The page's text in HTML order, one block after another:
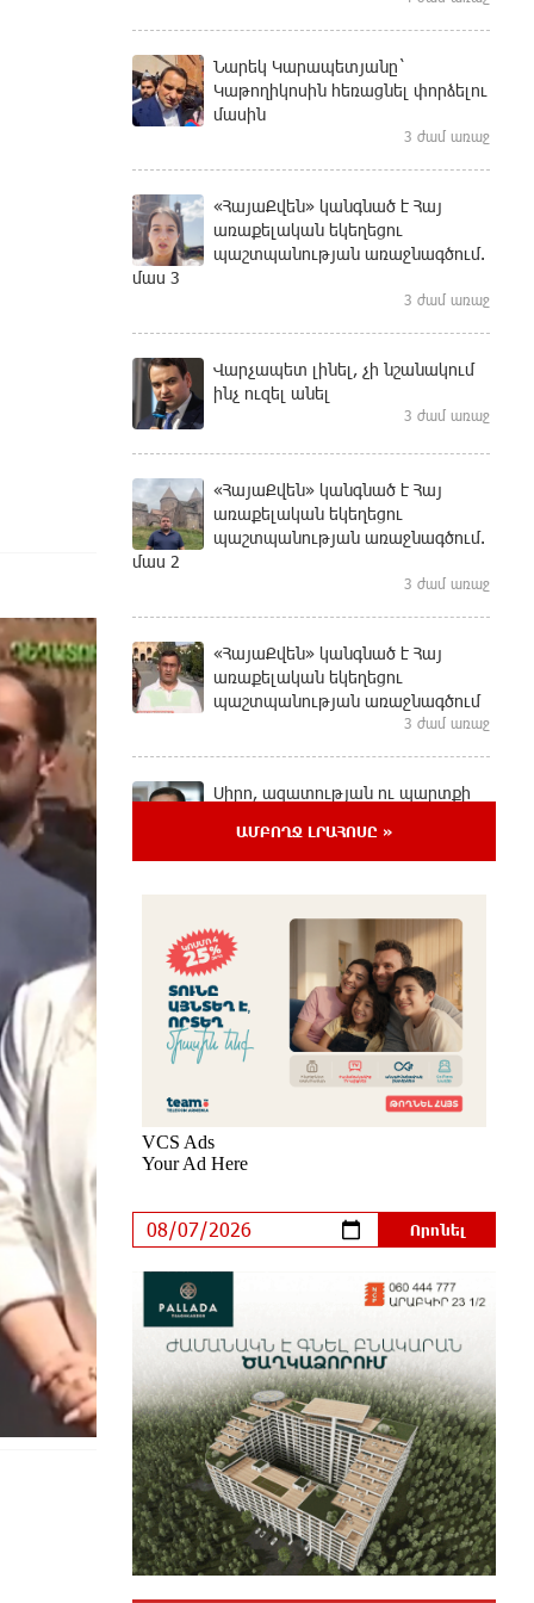
Նարեկ Կարապետյանը`
Կաթողիկոսին հեռացնել փորձելու
մասին
3 ժամ առաջ
«ՀայաՔվեն» կանգնած է Հայ
առաքելական եկեղեցու
պաշտպանության առաջնագծում.
մաս 3
3 ժամ առաջ
Վարչապետ լինել, չի նշանակում
ինչ ուզել անել
3 ժամ առաջ
«ՀայաՔվեն» կանգնած է Հայ
առաքելական եկեղեցու
պաշտպանության առաջնագծում.
մաս 2
3 ժամ առաջ
«ՀայաՔվեն» կանգնած է Հայ
առաքելական եկեղեցու
պաշտպանության առաջնագծում
3 ժամ առաջ
Սիրո, ազատության ու պարտքի
ապօրինի քրեական վարույթ,
պատմության մեջ խայտառակ
երևույթ է
3 ժամ առաջ
«Ուժեղ Հայաստան»-ը լքեց ԱԺ
համար
Տիկի՜ն Ղազարյան, ցույց տվե՜ք
Հայաստանի անունը, չեք կարող,
որովհետև նման էջ այդ զեկույցում
գոյություն չունի. Ղահրամանյանը՝
Ղազարյանի հայտարարության մասին
մեկ ժամ առաջ
Եթե հարց գոյություն չունի, ինչո՞ւ
մի դեպքում մերժում են, իսկ մյուս
դեպքում՝ համաձայնում․ Էդմոն
Մարուքյան
մեկ ժամ առաջ
ԱՄԲՈՂՋ ԼՐԱՀՈՍԸ »